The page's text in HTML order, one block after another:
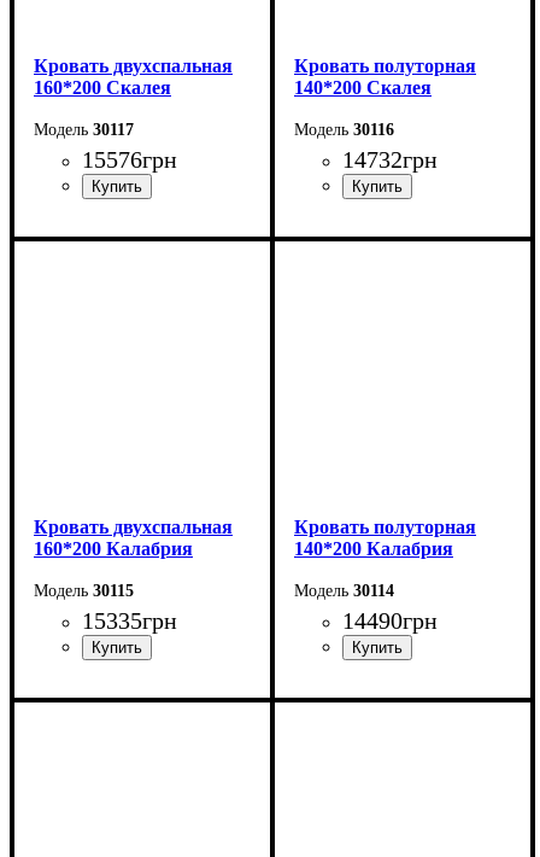
Кровать двухспальная
160*200 Скалея
30117
15576грн
Ширина: 176 см
Кровать полуторная
140*200 Скалея
30116
14732грн
Ширина: 156 см
Кровать двухспальная
160*200 Калабрия
30115
15335грн
Ширина: 176 см
Кровать полуторная
140*200 Калабрия
30114
14490грн
Ширина: 156 см